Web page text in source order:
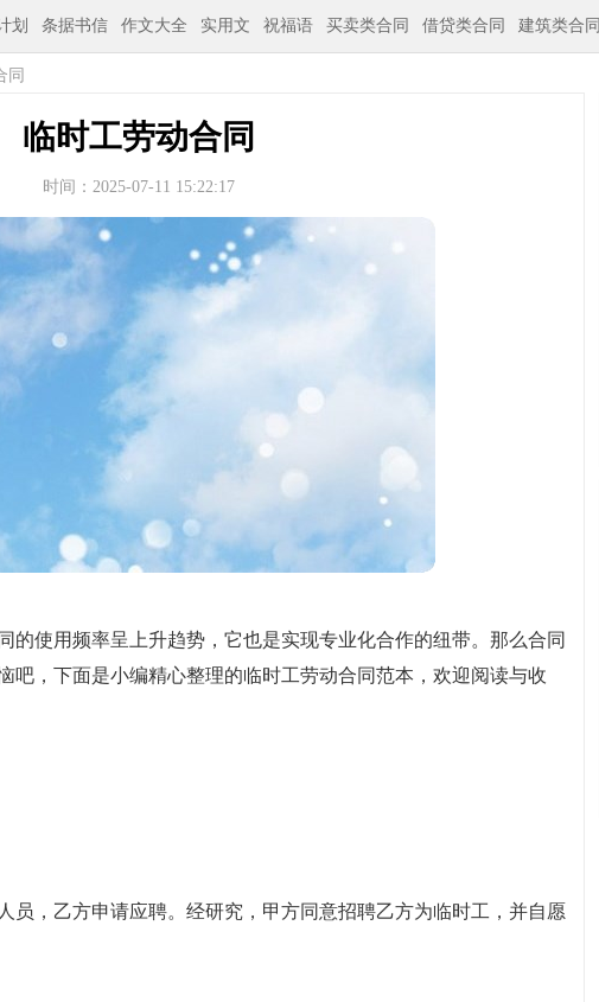
划 条据书信 作文大全 实用文 祝福语 买卖类合同 借贷类合同 建筑类合同
同
临时工劳动合同
时间：2025-07-11 15:22:17
的使用频率呈上升趋势，它也是实现专业化合作的纽带。那么合同
吧，下面是小编精心整理的临时工劳动合同范本，欢迎阅读与收
员，乙方申请应聘。经研究，甲方同意招聘乙方为临时工，并自愿